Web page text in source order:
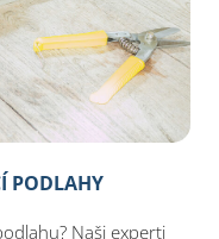
PODLAHY
Naši experti